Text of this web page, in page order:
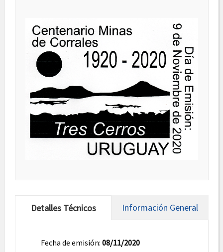
Detalles Técnicos Información General
Fecha de emisión: 08/11/2020